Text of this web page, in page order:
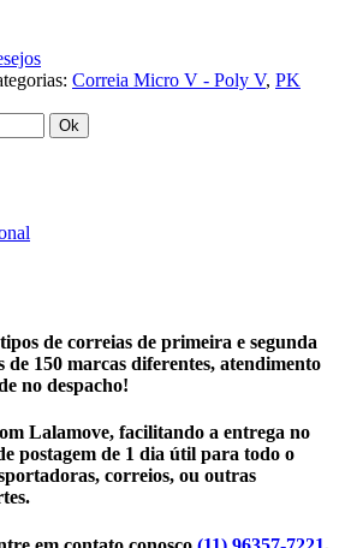
Correia Micro V - Poly V, PK
Ok
de correias de primeira e segunda
de 150 marcas diferentes, atendimento
no despacho!
Lalamove, facilitando a entrega no
postagem de 1 dia útil para todo o
correios, ou outras